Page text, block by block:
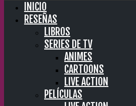
INICIO
RESEÑAS
LIBROS
SERIES DE TV
ANIMES
CARTOONS
LIVE ACTION
PELÍCULAS